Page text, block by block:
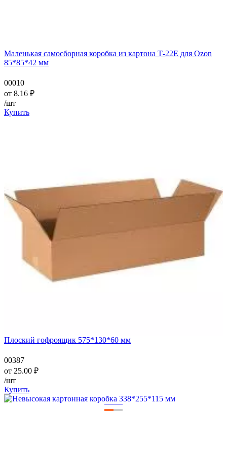
Маленькая самосборная коробка из картона Т-22Е для Ozon
85*85*42 мм
00010
от 8.16 ₽
/шт
Купить
Плоский гофроящик 575*130*60 мм
00387
от 25.00 ₽
/шт
Купить
——